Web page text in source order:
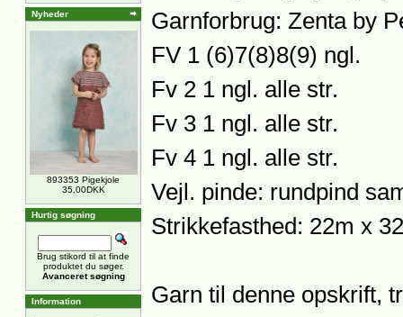
Nyheder
893353 Pigekjole
35,00DKK
Hurtig søgning
Brug stikord til at finde
produktet du søger.
Avanceret søgning
Information
Garnforbrug: Zenta by
FV 1 (6)7(8)8(9) ngl.
Fv 2 1 ngl. alle str.
Fv 3 1 ngl. alle str.
Fv 4 1 ngl. alle str.
Vejl. pinde: rundpind
Strikkefasthed: 22m x
Garn til denne opskrift,